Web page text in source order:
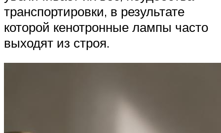
транспортировки, в результате
которой кенотронные лампы часто
выходят из строя.